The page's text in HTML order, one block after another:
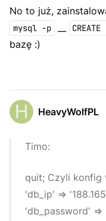
No to już,
mysql -p
bazę :)
HeavyWolfPL
Timo:
quit; Czyli konfig
'db_ip' =>
'db_password' =>